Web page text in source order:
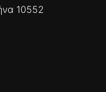
10552